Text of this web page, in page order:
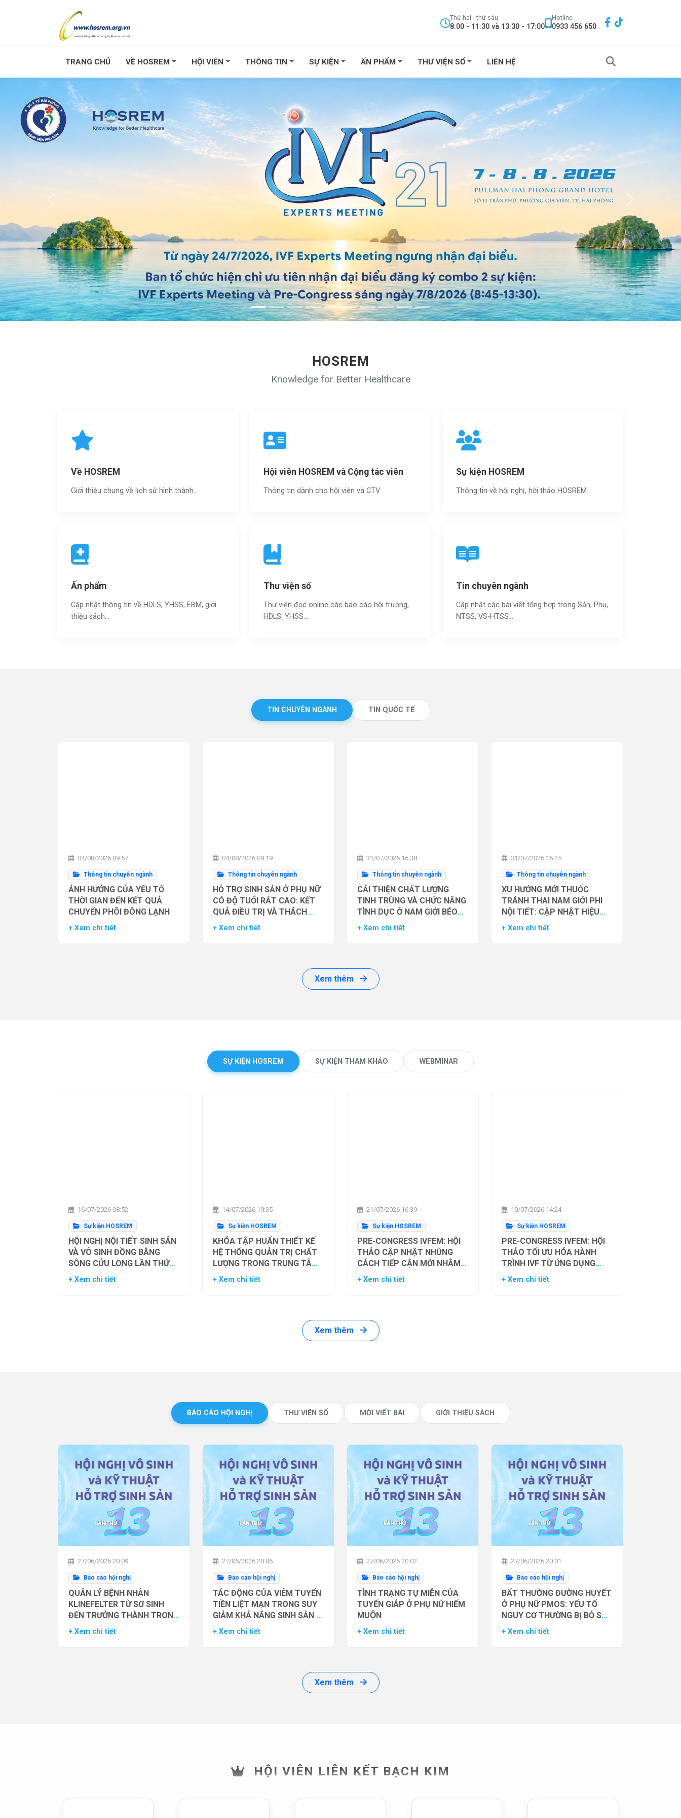
Thứ hai - thứ sáu
8:00 - 11:30 và 13:30 - 17:00
Hotline
0933 456 650
TRANG CHỦ VỀ HOSREM HỘI VIÊN THÔNG TIN SỰ KIỆN ẤN PHẨM THƯ VIỆN SỐ LIÊN HỆ
HOSREM
Knowledge for Better Healthcare
Về HOSREM
Giới thiệu chung về lịch sử hình thành...
Hội viên HOSREM và Cộng tác viên
Thông tin dành cho hội viên và CTV
Sự kiện HOSREM
Thông tin về hội nghị, hội thảo HOSREM
Ấn phẩm
Cập nhật thông tin về HDLS, YHSS, EBM, giới
thiệu sách…
Thư viện số
Thư viện đọc online các báo cáo hội trường,
HDLS, YHSS…
Tin chuyên ngành
Cập nhật các bài viết tổng hợp trong Sản, Phụ,
NTSS, VS-HTSS...
TIN CHUYÊN NGÀNH TIN QUỐC TẾ
04/08/2026 09:57
Thông tin chuyên ngành
ẢNH HƯỞNG CỦA YẾU TỐ
THỜI GIAN ĐẾN KẾT QUẢ
CHUYỂN PHÔI ĐÔNG LẠNH
+ Xem chi tiết
04/08/2026 09:19
Thông tin chuyên ngành
HỖ TRỢ SINH SẢN Ở PHỤ NỮ
CÓ ĐỘ TUỔI RẤT CAO: KẾT
QUẢ ĐIỀU TRỊ VÀ THÁCH
THỨC LÂM SÀNG
+ Xem chi tiết
31/07/2026 16:38
Thông tin chuyên ngành
CẢI THIỆN CHẤT LƯỢNG
TINH TRÙNG VÀ CHỨC NĂNG
TÌNH DỤC Ở NAM GIỚI BÉO
PHÌ BẰNG THUỐC ĐỒNG VẬN
+ Xem chi tiết
31/07/2026 16:25
Thông tin chuyên ngành
XU HƯỚNG MỚI THUỐC
TRÁNH THAI NAM GIỚI PHI
NỘI TIẾT: CẬP NHẬT HIỆU
QUẢ THỬ NGHIỆM LÂM
+ Xem chi tiết
Xem thêm
SỰ KIỆN HOSREM SỰ KIỆN THAM KHẢO WEBMINAR
16/07/2026 08:52
Sự kiện HOSREM
HỘI NGHỊ NỘI TIẾT SINH SẢN
VÀ VÔ SINH ĐỒNG BẰNG
SÔNG CỬU LONG LẦN THỨ
NHẤT
+ Xem chi tiết
14/07/2026 19:35
Sự kiện HOSREM
KHÓA TẬP HUẤN THIẾT KẾ
HỆ THỐNG QUẢN TRỊ CHẤT
LƯỢNG TRONG TRUNG TÂM
THỤ TINH TRONG ỐNG
+ Xem chi tiết
21/07/2026 16:39
Sự kiện HOSREM
PRE-CONGRESS IVFEM: HỘI
THẢO CẬP NHẬT NHỮNG
CÁCH TIẾP CẬN MỚI NHẰM
TỐI ƯU HÓA TỶ LỆ THÀNH
+ Xem chi tiết
10/07/2026 14:24
Sự kiện HOSREM
PRE-CONGRESS IVFEM: HỘI
THẢO TỐI ƯU HÓA HÀNH
TRÌNH IVF TỪ ỨNG DỤNG
HIỆN TẠI ĐẾN XU HƯỚNG
+ Xem chi tiết
Xem thêm
BÁO CÁO HỘI NGHỊ THƯ VIỆN SỐ MỜI VIẾT BÀI GIỚI THIỆU SÁCH
27/06/2026 20:09
Báo cáo hội nghị
QUẢN LÝ BỆNH NHÂN
KLINEFELTER TỪ SƠ SINH
ĐẾN TRƯỞNG THÀNH TRONG
THỰC HÀNH HỖ TRỢ SINH
+ Xem chi tiết
27/06/2026 20:06
Báo cáo hội nghị
TÁC ĐỘNG CỦA VIÊM TUYẾN
TIỀN LIỆT MẠN TRONG SUY
GIẢM KHẢ NĂNG SINH SẢN Ở
NAM GIỚI
+ Xem chi tiết
27/06/2026 20:02
Báo cáo hội nghị
TÌNH TRẠNG TỰ MIỄN CỦA
TUYẾN GIÁP Ở PHỤ NỮ HIẾM
MUỘN
+ Xem chi tiết
27/06/2026 20:01
Báo cáo hội nghị
BẤT THƯỜNG ĐƯỜNG HUYẾT
Ở PHỤ NỮ PMOS: YẾU TỐ
NGUY CƠ THƯỜNG BỊ BỎ SÓT
– DỮ LIỆU TỪ NGHIÊN CỨU
+ Xem chi tiết
Xem thêm
HỘI VIÊN LIÊN KẾT BẠCH KIM